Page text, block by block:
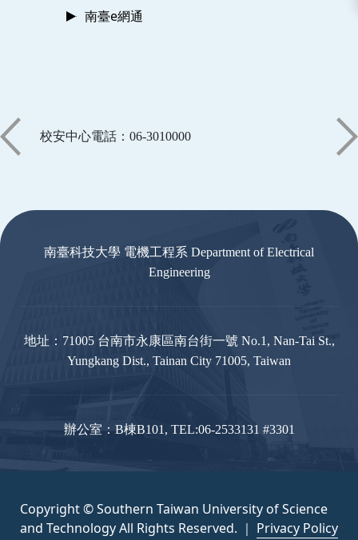
南臺e網通
校安中心電話：06-3010000
南臺科技大學 電機工程系 Department of Electrical
Engineering
地址：71005 台南市永康區南台街一號 No.1, Nan-Tai St.,
Yungkang Dist., Tainan City 71005, Taiwan
辦公室：B棟B101, TEL:06-2533131 #3301
Copyright © Southern Taiwan University of Science
and Technology All Rights Reserved. ｜ Privacy Policy